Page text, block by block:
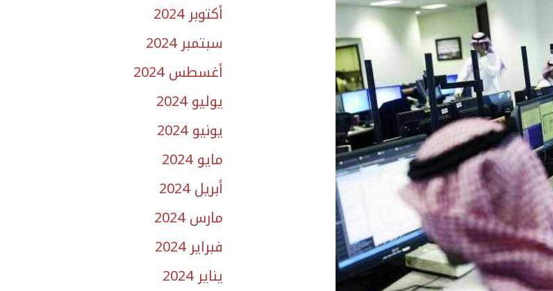
أكتوبر 2024
سبتمبر 2024
أغسطس 2024
يوليو 2024
يونيو 2024
مايو 2024
أبريل 2024
مارس 2024
فبراير 2024
يناير 2024